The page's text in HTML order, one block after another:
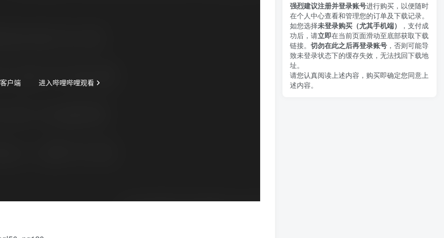
强烈建议注册并登录账号进行购买，以便随时
在个人中心查看和管理您的订单及下载记录。
如您选择未登录购买（尤其手机端）
，支付成
功后，请立即在当前页面滑动至底部获取下载
链接。 切勿在此之后再登录账号 ，否则可能导
致未登录状态下的缓存失效，无法找回下载地
址。
请您认真阅读上述内容，购买即确定您同意上
述内容。